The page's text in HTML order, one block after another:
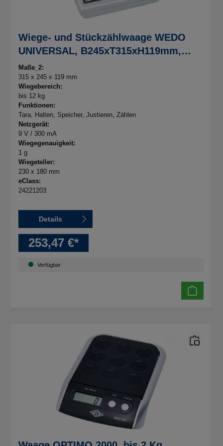
Wiege- und Stückzählwaage WEDO
UNIVERSAL, B245xT315xH119mm,
Wiegeteller 230 x 180mm
Maße_2:
315 x 245 x 119 mm
Wiegebereich:
bis 12 kg
Funktionen:
Tara, Halten, Speicher, Justieren, Zählen
Netzgerät:
9 V / 300 mA
Wiegegenauigkeit:
1 g
Wiegeteller:
230 x 180 mm
eClass:
24221203
Details
253,47 €*
Verfügbar